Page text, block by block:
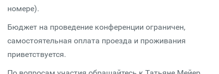
номере).
Бюджет на проведение конференции ограничен,
самостоятельная оплата проезда и проживания
приветствуется.